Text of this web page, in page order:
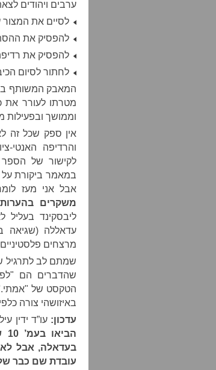
ערבים ויהודים
לסיים את המצור
להפסיק את
להפסיק את
לחתור לסיום
המאבק המשותף בין
מטרתו לעורר את
וממושך ובפעילות
אין ספק שכל זה
והרדיפה האנטי-
לקישור של
במאמר ביקורת
אבל אני מעז
משקרים
ליבסקינד
עדאללה (שגיאה
מרצחים
שמתם לב לתרגיל
שהדברים הם
הטקסט של
באיזושהי צורה
עדכון: עו”ד ידין
בעדאלה, אבל
עובדת שם כבר